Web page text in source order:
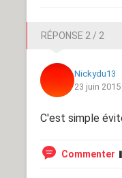
RÉPONSE 2 / 2
Nickydu13
23 juin 2015
C'est simple
Commenter